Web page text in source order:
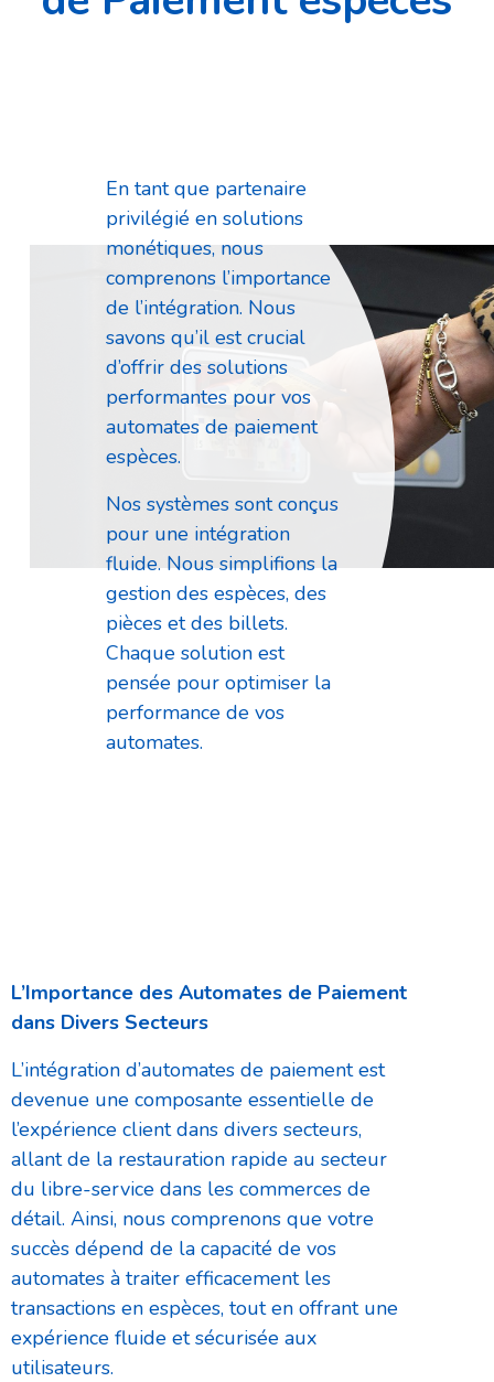
En tant que partenaire
privilégié en solutions
monétiques, nous
comprenons l’importance
de l’intégration. Nous
savons qu’il est crucial
d’offrir des solutions
performantes pour vos
automates de paiement
espèces.
Nos systèmes sont conçus
pour une intégration
fluide. Nous simplifions la
gestion des espèces, des
pièces et des billets.
Chaque solution est
pensée pour optimiser la
performance de vos
automates.
L’Importance des Automates de Paiement
dans Divers Secteurs
L’intégration d’automates de paiement est
devenue une composante essentielle de
l’expérience client dans divers secteurs,
allant de la restauration rapide au secteur
du libre-service dans les commerces de
détail. Ainsi, nous comprenons que votre
succès dépend de la capacité de vos
automates à traiter efficacement les
transactions en espèces, tout en offrant une
expérience fluide et sécurisée aux
utilisateurs.